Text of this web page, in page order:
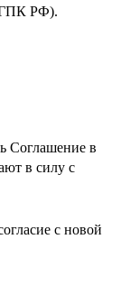
ГПК РФ).
Соглашение в
в силу с
с новой